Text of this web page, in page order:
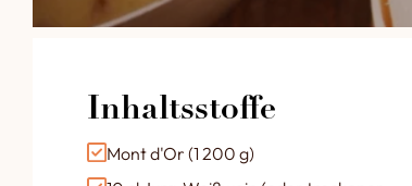
Inhaltsstoffe
Mont d'Or (1 200 g)